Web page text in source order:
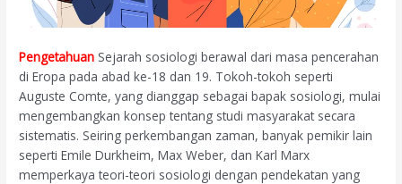
Pengetahuan Sejarah sosiologi berawal dari masa pencerahan
di Eropa pada abad ke-18 dan 19. Tokoh-tokoh seperti
Auguste Comte, yang dianggap sebagai bapak sosiologi, mulai
mengembangkan konsep tentang studi masyarakat secara
sistematis. Seiring perkembangan zaman, banyak pemikir lain
seperti Emile Durkheim, Max Weber, dan Karl Marx
memperkaya teori-teori sosiologi dengan pendekatan yang